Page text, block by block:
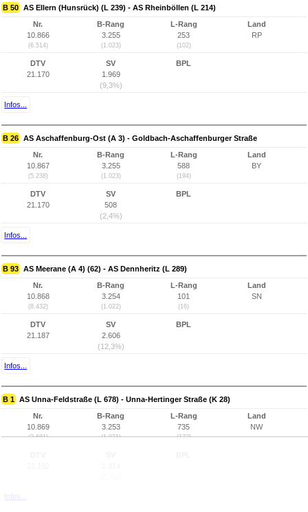
B 50 AS Ellern (Hunsrück) (L 239) - AS Rheinböllen (L 214)
Nr.
10.866
(6.514)
B-Rang
3.255
(1.023)
L-Rang
253
(102)
Land
RP
DTV
21.170
SV
1.969
(9,3%)
BPL
Infos...
B 26 AS Aschaffenburg-Ost (A 3) - Goldbach-Aschaffenburger Straße
Nr.
10.867
(5.238)
B-Rang
3.255
(1.023)
L-Rang
588
(194)
Land
BY
DTV
21.170
SV
508
(2,4%)
BPL
Infos...
B 93 AS Meerane (A 4) (62) - AS Dennheritz (L 289)
Nr.
10.868
(8.432)
B-Rang
3.254
(1.022)
L-Rang
101
(16)
Land
SN
DTV
21.187
SV
2.606
(12,3%)
BPL
Infos...
B 1 AS Unna-Feldstraße (L 678) - Unna-Hertinger Straße (K 28)
Nr.
10.869
(2.681)
B-Rang
3.253
(1.021)
L-Rang
735
(172)
Land
NW
Infos...